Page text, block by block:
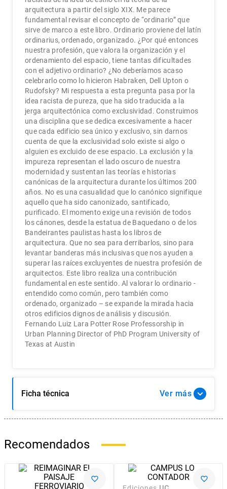
arquitectura a partir del siglo XIX. Me parece
fundamental revisar el concepto de “ordinario” que
sirve de marco a este libro. Ordinario proviene del latín
ordinarius, ordenado, organizado. ¿Por qué entonces
nuestra profesión, que valora la organización y el
ordenamiento del espacio, tiene tantas dificultades
con el adjetivo ordinario? ¿No deberíamos acaso
celebrarlo como lo hicieron Habraken, Dell Upton o
Rudofsky? Mi respuesta a esta pregunta pasa por la
idea racista de pureza, que ha sido traducida a la
jerga arquitectónica como exclusividad. Construimos
una disciplina que se dedica excesivamente a hacer
que cada edificio sea único y exclusivo, sin darnos
cuenta de que la exclusividad solo existe si algo o
alguien es excluido de ese espacio. La exclusión y la
impureza representan el lado oscuro de nuestra
modernidad y sustentan las teorías e historias
canónicas de la arquitectura durante los últimos 200
años. No es una casualidad que lo canónico signifique
aquello que ha sido canonizado, santificado,
purificado. El momento exige una revisión de todos
los cánones, desde la estatua de Baquedano o de los
Bandeirantes paulistas hasta los libros de
arquitectura. Que no sea para derribarlos, sino para
levantar banderas más inclusivas que nos ayuden a
superar las raíces excluyentes de nuestra profesión de
arquitectos. Este libro realiza una contribución
fundamental en este sentido. Al valorar lo ordinario -
entendido como común, pero también como
ordenado, organizado – se expande la mirada hacia
otros edificios dignos de análisis y discusión.
Fernando Luiz Lara Potter Rose Professorship in
Urban Planning Director of PhD Program University of
Texas at Austin
Ficha técnica Ver
Recomendados